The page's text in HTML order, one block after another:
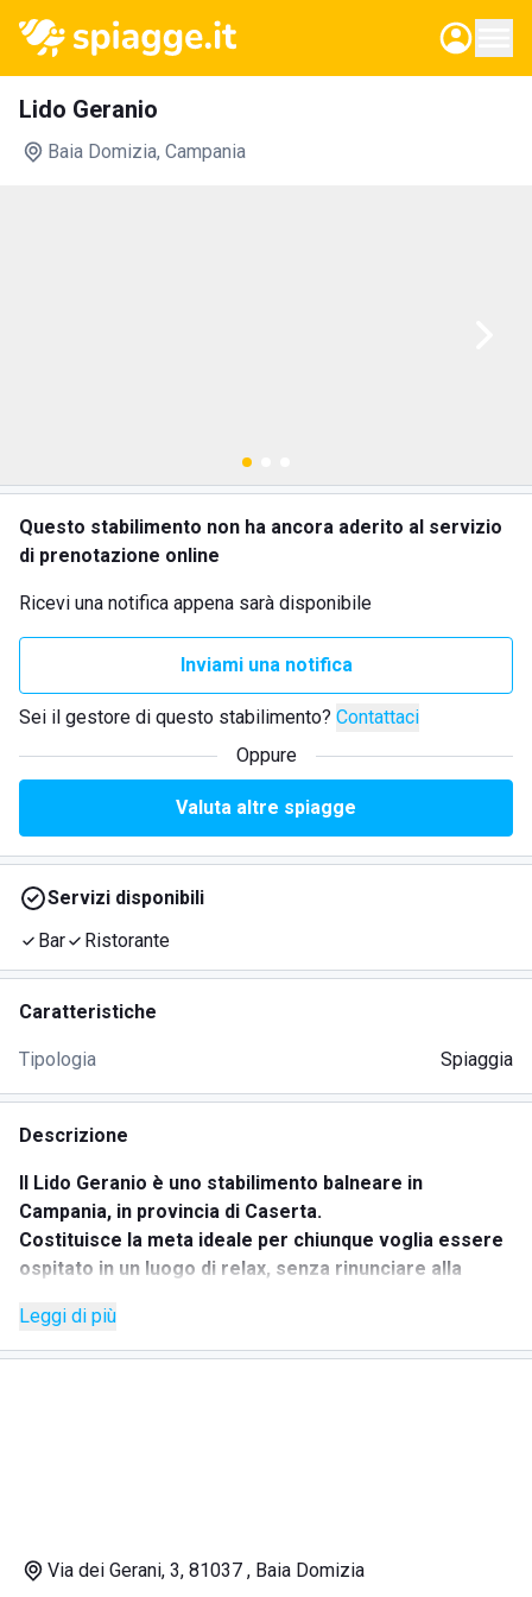
Lido Geranio
Baia Domizia, Campania
Questo stabilimento non ha ancora aderito al servizio
di prenotazione online
Ricevi una notifica appena sarà disponibile
Inviami una notifica
Sei il gestore di questo stabilimento? Contattaci
Oppure
Valuta altre spiagge
Servizi disponibili
Bar
Ristorante
Caratteristiche
Tipologia Spiaggia
Descrizione
Il Lido Geranio è uno stabilimento balneare in
Campania, in provincia di Caserta.
Costituisce la meta ideale per chiunque voglia essere
ospitato in un luogo di relax, senza rinunciare alla
Con i suoi ombrelloni colorati e ben distanziati, vi
permetterà, nell'assoluto comfort, di godervi a pieno il
anche alle coppie alla ricerca di una via di fuga dalla
Leggi di più
Via dei Gerani, 3, 81037 , Baia Domizia